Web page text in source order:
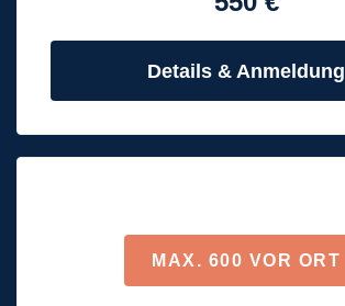
Details & Anmeldung
MAX. 600 VOR ORT